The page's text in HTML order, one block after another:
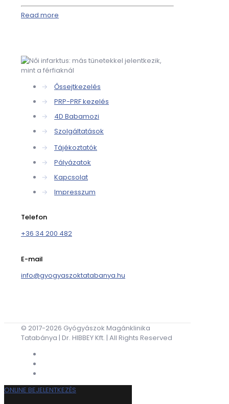
Read more
→
Őssejtkezelés
→
PRP-PRF kezelés
→
4D Babamozi
→
Szolgáltatások
→
Tájékoztatók
→
Pályázatok
→
Kapcsolat
→
Impresszum
Telefon
+36 34 200 482
E-mail
info@gyogyaszoktatabanya.hu
© 2017-2026 Gyógyászok Magánklinika
Tatabánya | Dr. HIBBEY Kft. | All Rights Reserved
ONLINE BEJELENTKEZÉS